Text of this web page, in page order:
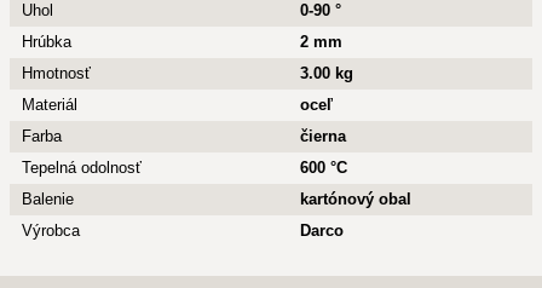
Uhol
0-90 °
Hrúbka
2 mm
Hmotnosť
3.00 kg
Materiál
oceľ
Farba
čierna
Tepelná odolnosť
600 °C
Balenie
kartónový obal
Výrobca
Darco